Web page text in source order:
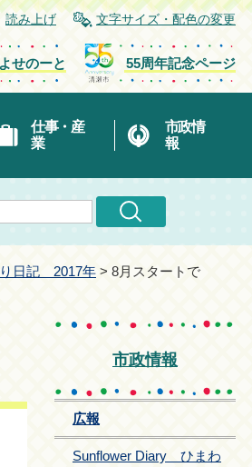
読み上げ 文字サイズ・配色の変更
せのーと 55周年記念ページ
仕事・産
業
市政情
報
日記 2017年 > 8月スタートで
市政情報
広報
Sunflower Diary ひまわ